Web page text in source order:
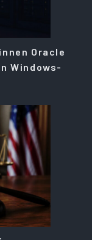
Oracle
Windows-